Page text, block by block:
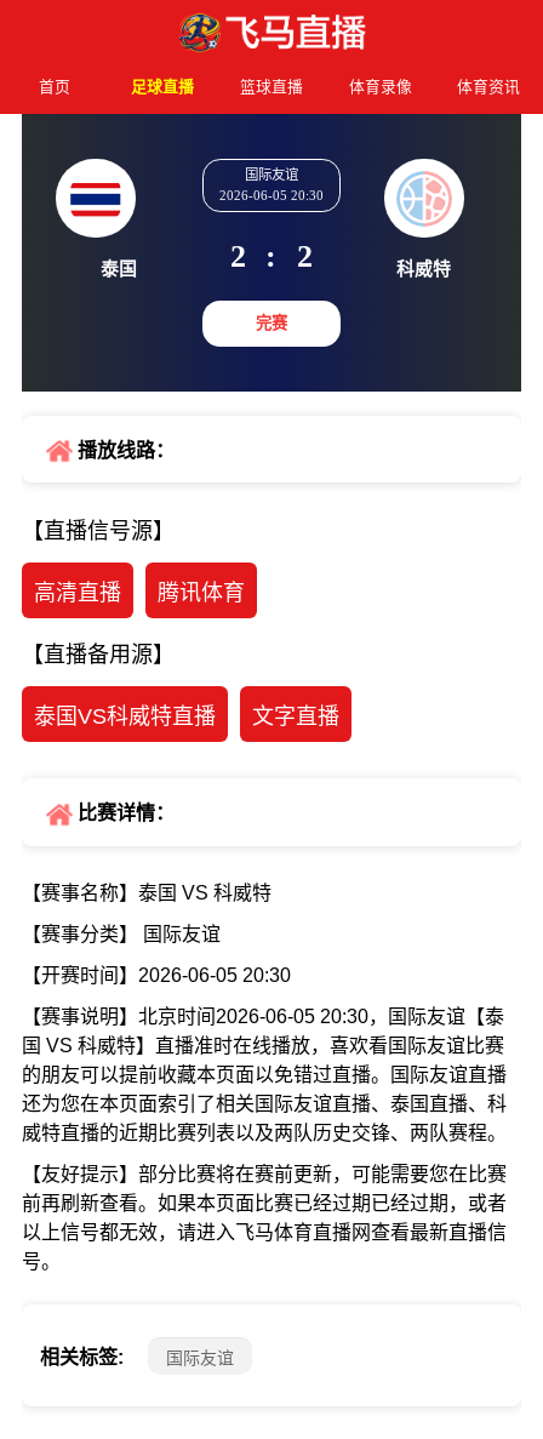
首页 足球直播 篮球直播 体育录像 体育资讯
国际友谊
2 :
完赛
播放线路：
【直播信号源】
高清直播 腾讯体育
【直播备用源】
泰国VS科威特直播 文字直播
比赛详情：
【赛事名称】泰国 VS 科威特
【赛事分类】 国际友谊
【开赛时间】2026-06-05 20:30
【赛事说明】北京时间2026-06-05 20:30，国际友谊【泰
国 VS 科威特】直播准时在线播放，喜欢看国际友谊比赛
的朋友可以提前收藏本页面以免错过直播。国际友谊直播
还为您在本页面索引了相关国际友谊直播、泰国直播、科
威特直播的近期比赛列表以及两队历史交锋、两队赛程。
【友好提示】部分比赛将在赛前更新，可能需要您在比赛
前再刷新查看。如果本页面比赛已经过期已经过期，或者
以上信号都无效，请进入飞马体育直播网查看最新直播信
号。
相关标签: 国际友谊